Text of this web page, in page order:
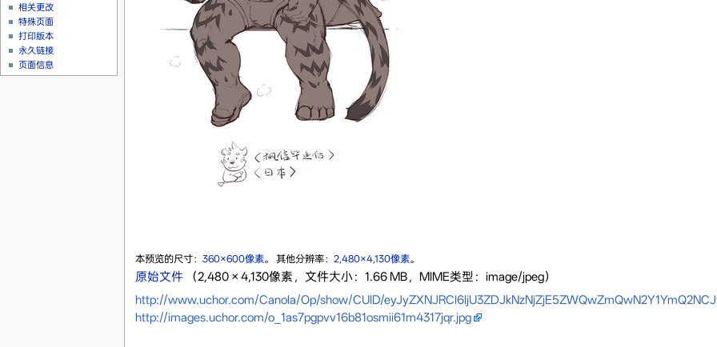
本预览的尺寸： 360×600像素。 其他分辨率： 2,480×4,130像素。
原始文件‎
（2,480 × 4,130像素，文件大小：1.66 MB，MIME类型：image/jpeg）
http://www.uchor.com/Canola/Op/show/CUID/
http://images.uchor.com/o_1as7pgpvv16b81osmii61m4317jqr.jpg
相关更改
特殊页面
打印版本
永久链接
页面信息